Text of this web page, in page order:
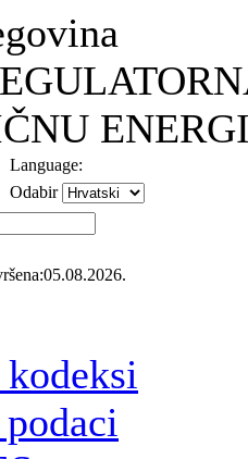
Language:
Odabir